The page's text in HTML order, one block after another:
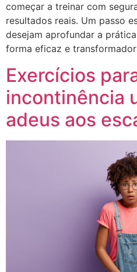
começar a treinar com
resultados reais. Um passo
desejam aprofundar a
forma eficaz e
Exercícios
incontinência
adeus aos